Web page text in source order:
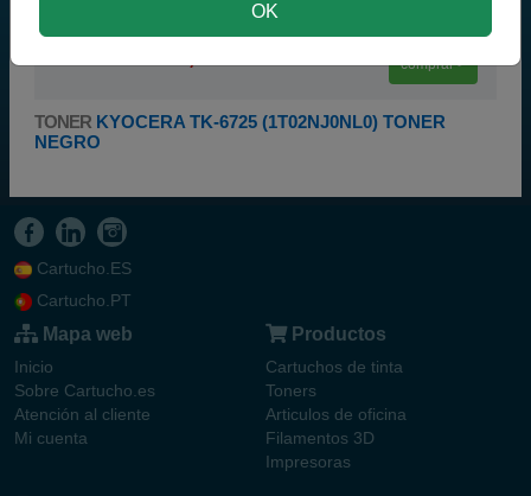
Toner Kyocera TK6725
comprar >
TONER KYOCERA TK-6725 (1T02NJ0NL0) TONER
NEGRO
Cartucho.ES
Cartucho.PT
Mapa web
Inicio
Sobre Cartucho.es
Atención al cliente
Mi cuenta
Productos
Cartuchos de tinta
Toners
Articulos de oficina
Filamentos 3D
Impresoras
OK